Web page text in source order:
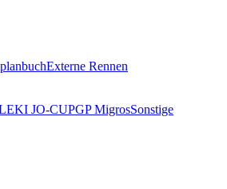
Externe Rennen
JO-CUPGP MigrosSonstige